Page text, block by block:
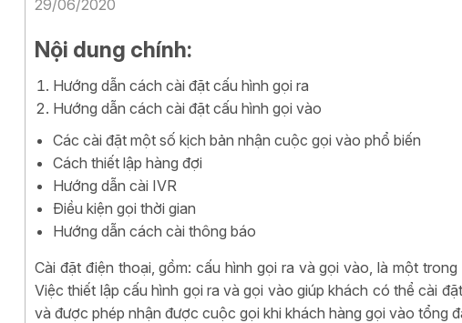
29/06/2020
Nội dung chính:
Hướng dẫn cách cài đặt cấu hình gọi ra
Hướng dẫn cách cài đặt cấu hình gọi vào
Các cài đặt một số kịch bản nhận cuộc gọi vào phổ biến
Cách thiết lập hàng đợi
Hướng dẫn cài IVR
Điều kiện gọi thời gian
Hướng dẫn cách cài thông báo
Cài đặt điện thoại, gồm: cấu hình gọi ra và gọi vào, là một
Việc thiết lập cấu hình gọi ra và gọi vào giúp khách có thể cài
và được phép nhận được cuộc gọi khi khách hàng gọi vào tổng